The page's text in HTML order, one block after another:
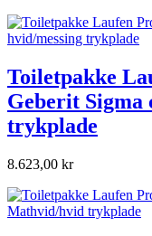
Toiletpakke
Geberit Sigma
trykplade
8.623,00 kr